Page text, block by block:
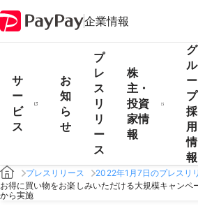
企業情報
サ
ー
ビ
ス
お
知
ら
せ
プ
レ
ス
リ
リ
ー
ス
株
主・
投資
家情
報
グ
ル
ー
プ
採
用
情
報
プレスリリース
2022年1月7日のプレスリ
お得に買い物をお楽しみいただける大規模キャンペ
から実施